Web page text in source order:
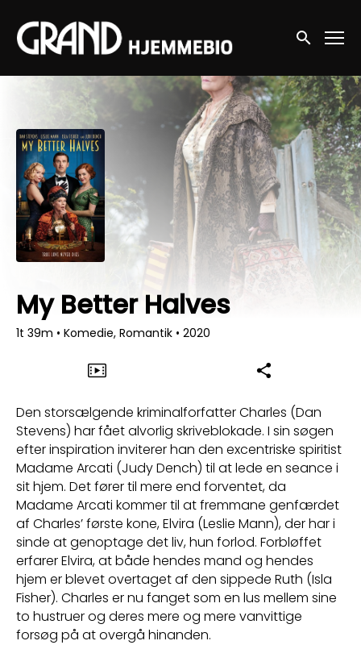
Accessibility Links
Søg nu
My Better Halves
1t 39m • Komedie, Romantik • 2020
Den storsælgende kriminalforfatter Charles (Dan
Stevens) har fået alvorlig skriveblokade. I sin søgen
efter inspiration inviterer han den excentriske spiritist
Madame Arcati (Judy Dench) til at lede en seance i
sit hjem. Det fører til mere end forventet, da
Madame Arcati kommer til at fremmane genfærdet
af Charles’ første kone, Elvira (Leslie Mann), der har i
sinde at genoptage det liv, hun forlod. Forbløffet
erfarer Elvira, at både hendes mand og hendes
hjem er blevet overtaget af den sippede Ruth (Isla
Fisher). Charles er nu fanget som en lus mellem sine
to hustruer og deres mere og mere vanvittige
forsøg på at overgå hinanden.